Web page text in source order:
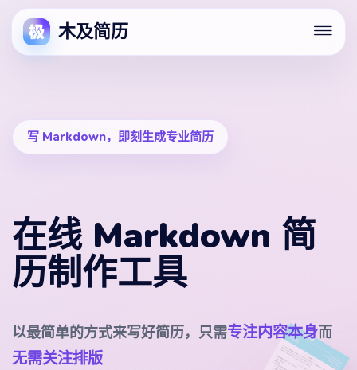
木及简历
写 Markdown，即刻生成专业简历
在线 Markdown 简
历制作工具
以最简单的方式来写好简历，只需专注内容本身而
无需关注排版